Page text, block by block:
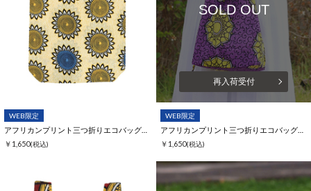
WEB限定
￥1,650(税込)
SOLD OUT
再入荷受付
WEB限定
￥1,650(税込)